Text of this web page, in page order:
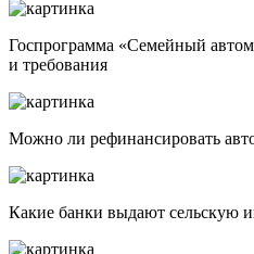
Госпрограмма «Семейный
и требования
Можно ли рефинансировать
Какие банки выдают сельскую